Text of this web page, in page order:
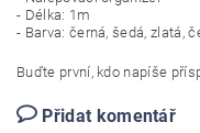
- Délka: 1m
- Barva: černá, šedá, zlatá,
Buďte první, kdo napíše
Přidat komentář